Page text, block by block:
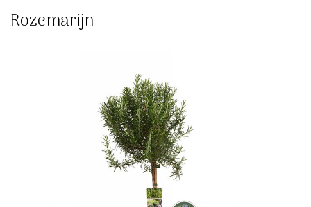
Rozemarijn